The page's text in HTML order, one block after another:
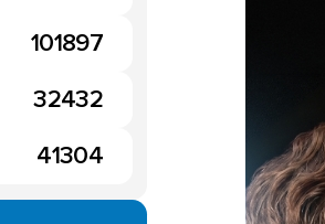
101897
32432
41304